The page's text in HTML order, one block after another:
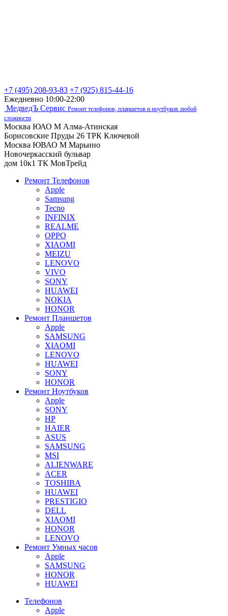
+7 (495) 208-93-83 +7 (925) 815-44-16
Ежедневно 10:00-22:00
МедведЪ Сервис Ремонт телефонов, планшетов и ноутбуков любой
сложности
Москва ЮАО М Алма-Атинская
Борисовские Пруды 26 ТРК Ключевой
Москва ЮВАО М Марьино
Новочеркасский бульвар
дом 10к1 ТК МовТрейд
Ремонт Телефонов
Apple
Samsung
Tecno
INFINIX
REALME
OPPO
XIAOMI
MEIZU
LENOVO
VIVO
SONY
HUAWEI
NOKIA
HONOR
Ремонт Планшетов
Apple
SAMSUNG
XIAOMI
LENOVO
HUAWEI
SONY
HONOR
Ремонт Ноутбуков
Apple
SONY
HP
HAIER
ASUS
SAMSUNG
MSI
ALIENWARE
ACER
TOSHIBA
HUAWEI
PRESTIGIO
DELL
XIAOMI
HONOR
LENOVO
Ремонт Умных часов
Apple
SAMSUNG
HONOR
HUAWEI
Телефонов
Apple